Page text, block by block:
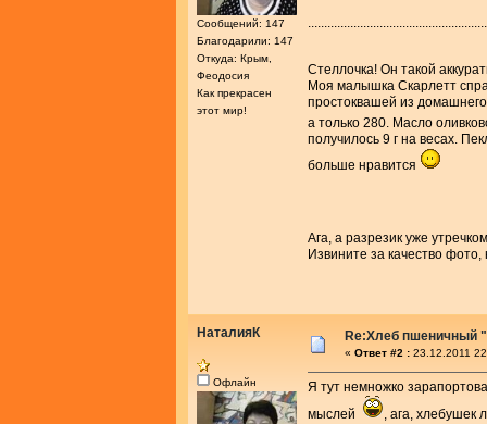
Сообщений: 147
Благодарили: 147
Откуда: Крым,
Феодосия
Как прекрасен
этот мир!
Стеллочка! Он такой
Моя малышка Скарлетт
простоквашей из
а только 280. Масло
получилось 9 г на весах.
больше нравится
Ага, а разрезик уже
Извините за качество
НаталияК
Офлайн
Re:Хлеб пшеничный
« Ответ #2 : 23.12.2011
Я тут немножко
мыслей
, ага, хлебушек